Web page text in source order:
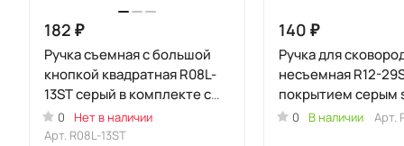
182 ₽
Ручка съемная с большой
кнопкой квадратная R08L-
13ST серый в комплекте с
экраном
пламегасительным
0
Нет в наличии
Арт. R08L-13ST
140 ₽
Ручка для
несъемная R12-
покрытием серым
touch в комплекте
0 В наличии Арт.